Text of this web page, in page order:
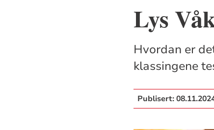
Lys
Hvordan er
klassingene
Publisert: